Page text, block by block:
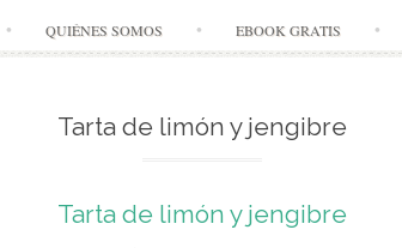
QUIÉNES SOMOS EBOOK GRATIS
Tarta de limón y jengibre
Tarta de limón y jengibre